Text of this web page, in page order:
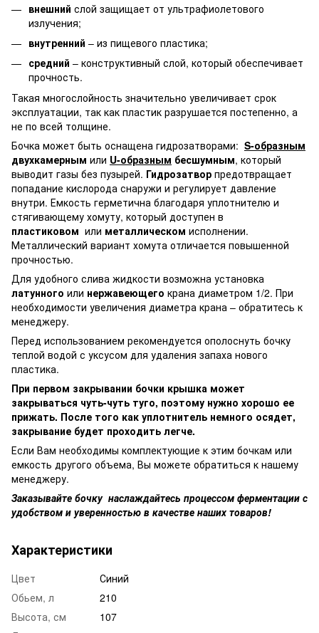
внешний слой защищает от ультрафиолетового
излучения;
внутренний – из пищевого пластика;
средний – конструктивный слой, который обеспечивает
прочность.
Такая многослойность значительно увеличивает срок
эксплуатации, так как пластик разрушается постепенно, а
не по всей толщине.
Бочка может быть оснащена гидрозатворами: S-образным
двухкамерным или U-образным бесшумным, который
выводит газы без пузырей. Гидрозатвор предотвращает
попадание кислорода снаружи и регулирует давление
внутри. Емкость герметична благодаря уплотнителю и
стягивающему хомуту, который доступен в
пластиковом или металлическом исполнении.
Металлический вариант хомута отличается повышенной
прочностью.
Для удобного слива жидкости возможна установка
латунного или нержавеющего крана диаметром 1/2. При
необходимости увеличения диаметра крана – обратитесь к
менеджеру.
Перед использованием рекомендуется ополоснуть бочку
теплой водой с уксусом для удаления запаха нового
пластика.
При первом закрывании бочки крышка может
закрываться чуть-чуть туго, поэтому нужно хорошо ее
прижать. После того как уплотнитель немного осядет,
закрывание будет проходить легче.
Если Вам необходимы комплектующие к этим бочкам или
емкость другого объема, Вы можете обратиться к нашему
менеджеру.
Заказывайте бочку наслаждайтесь процессом ферментации с
удобством и уверенностью в качестве наших товаров!
Характеристики
Цвет
Синий
Обьем, л
210
Высота, см
107